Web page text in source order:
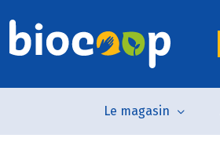
Le magasin